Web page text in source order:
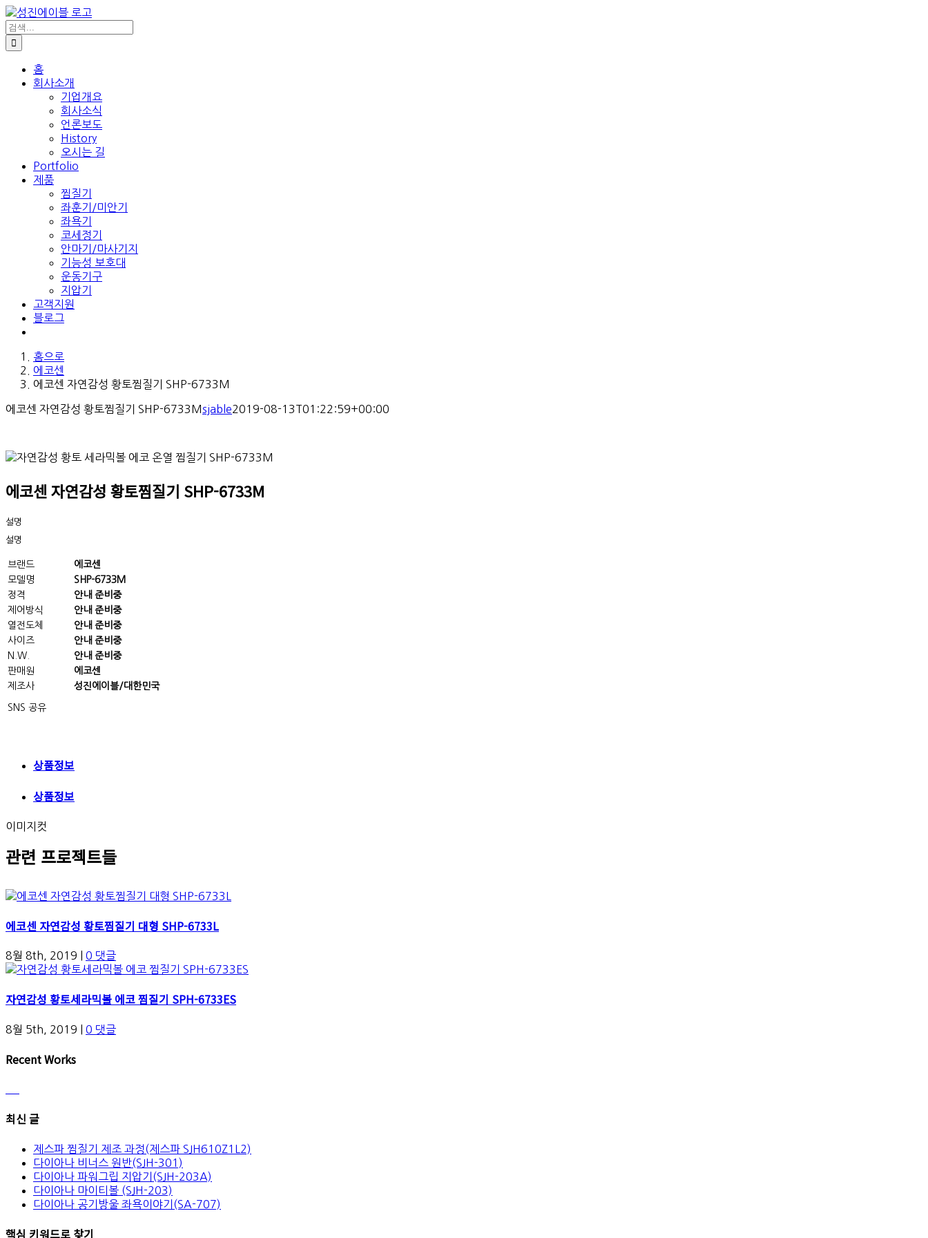
콘
텐
츠
로
검
색:
홈
회사소개
기업개요
회사소식
언론보도
History
오시는 길
Portfolio
제품
찜질기
좌훈기/미안기
좌욕기
코세정기
안마기/마사기지
기능성 보호대
운동기구
지압기
고객지원
블로그
홈으로
에코센
에코센 자연감성 황토찜질기 SHP-6733M
에코센 자연감성 황토찜질기 SHP-6733Msjable2019-08-13T01:22:59+00:00
에코센 자연감성 황토찜질기 SHP-6733M
설명
설명
브랜드
에코센
모델명
SHP-6733M
정격
안내 준비중
제어방식
안내 준비중
열전도체
안내 준비중
사이즈
안내 준비중
N.W.
안내 준비중
판매원
에코센
제조사
성진에이블/대한민국
SNS 공유
상품정보
상품정보
이미지컷
관련 프로젝트들
에코센 자연감성 황토찜질기 대형 SHP-6733L
8월 8th, 2019 0 댓글
자연감성 황토세라믹볼 에코 찜질기 SPH-6733ES
8월 5th, 2019 0 댓글
Recent Works
최신 글
제스파 찜질기 제조 과정(제스파 SJH610Z1L2)
다이아나 비너스 원반(SJH-301)
다이아나 파워그립 지압기(SJH-203A)
다이아나 마이티볼 (SJH-203)
다이아나 공기방울 좌욕이야기(SA-707)
핵심 키워드로 찾기